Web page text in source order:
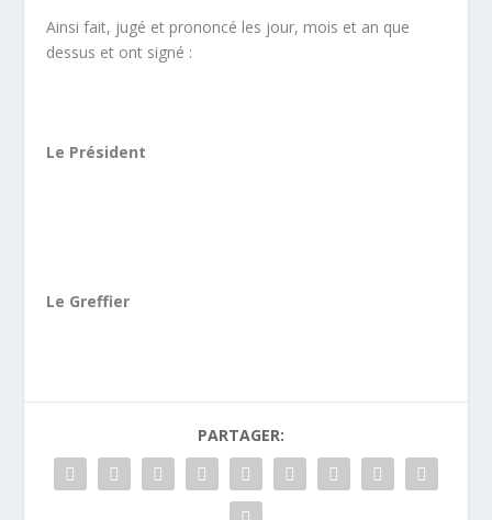
Ainsi fait, jugé et prononcé les jour, mois et an que
dessus et ont signé :
Le Président
Le Greffier
PARTAGER: